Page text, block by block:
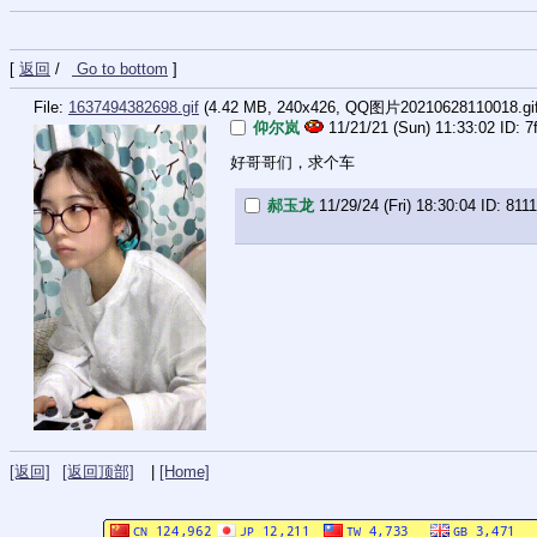
[ 返回 / Go to bottom ]
File: 1637494382698.gif (4.42 MB, 240x426, QQ图片
仰尔岚 11/21/21 (Sun) 11:33:02
好哥哥们，求个车
郝玉龙 11/29/24 (Fri) 18:30:04
[返回] [返回顶部] | [Home]